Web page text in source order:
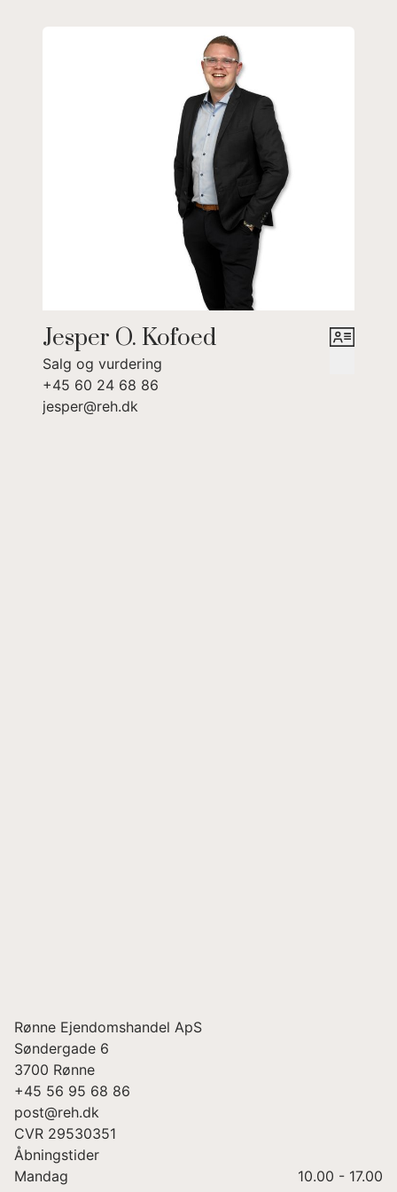
Ældre havestue i anneks med havudsigt.
Et dejligt hus med muligheder, både som helårs beboelse og flex
Med denne beliggenhed og udsigt i Tejn, kan det næsten ikke
Jesper O. Kofoed
Salg og vurdering
+45 60 24 68 86
jesper@reh.dk
Rønne Ejendomshandel ApS
Søndergade 6
3700 Rønne
+45 56 95 68 86
post@reh.dk
CVR 29530351
Åbningstider
Mandag
10.00 - 17.00